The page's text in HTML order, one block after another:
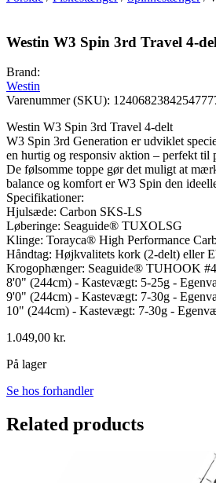
Westin W3 Spin 3rd Travel 4-
Brand:
Westin
Varenummer (SKU):
Westin W3 Spin 3rd Travel 4-delt
W3 Spin 3rd Generation er udviklet
en hurtig og responsiv aktion – perfekt til
De følsomme toppe gør det muligt at
balance og komfort er W3 Spin den
Specifikationer:
Hjulsæde: Carbon SKS-LS
Løberinge: Seaguide® TUXOLSG
Klinge: Torayca® High Performance
Håndtag: Højkvalitets kork (2-delt) eller
Krogophænger: Seaguide® TUHOOK #4
8'0" (244cm) - Kastevægt: 5-25g -
9'0" (244cm) - Kastevægt: 7-30g -
10" (244cm) - Kastevægt: 7-30g -
1.049,00 kr.
På lager
Se hos forhandler
Related products